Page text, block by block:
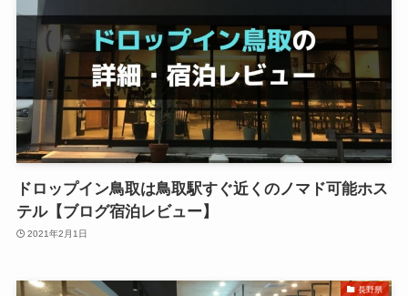
ドロップイン鳥取は鳥取駅すぐ近くのノマド可能ホス
テル【ブログ宿泊レビュー】
2021年2月1日
長野県